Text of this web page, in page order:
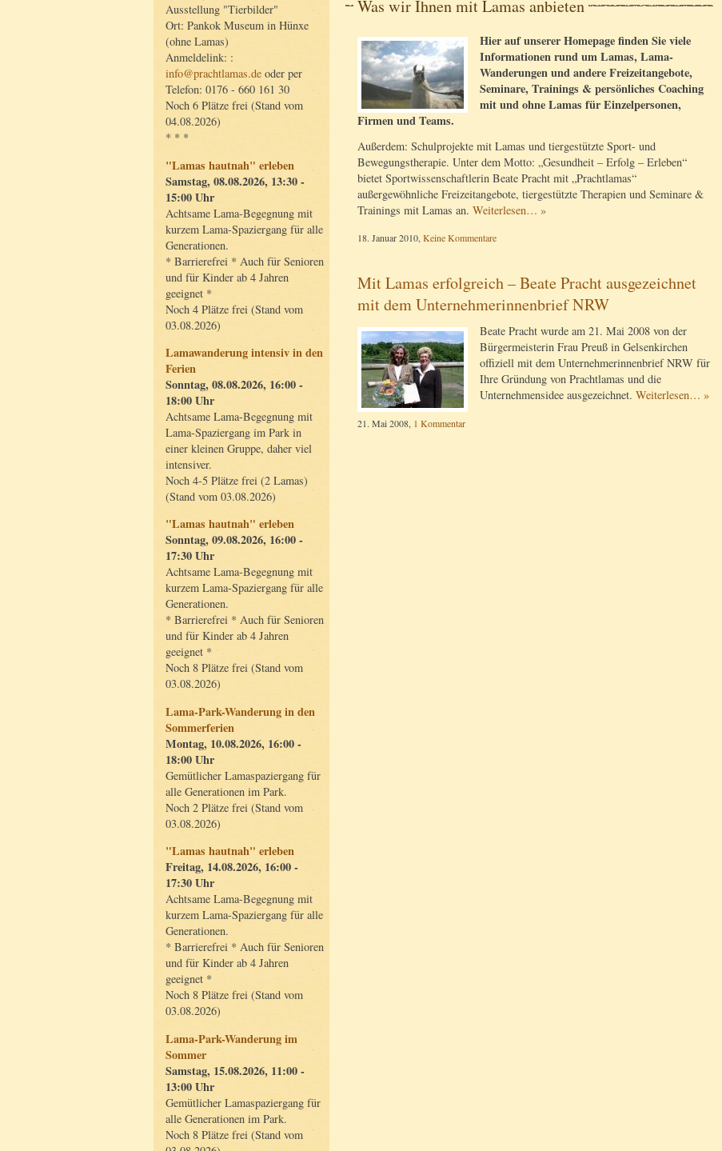
Ausstellung "Tierbilder"
Ort: Pankok Museum in Hünxe
(ohne Lamas)
Anmeldelink: :
info@prachtlamas.de oder per
Telefon: 0176 - 660 161 30
Noch 6 Plätze frei (Stand vom
04.08.2026)
* * *
"Lamas hautnah" erleben
Samstag, 08.08.2026, 13:30 -
15:00 Uhr
Achtsame Lama-Begegnung mit
kurzem Lama-Spaziergang für alle
Generationen.
* Barrierefrei * Auch für Senioren
und für Kinder ab 4 Jahren
geeignet *
Noch 4 Plätze frei (Stand vom
03.08.2026)
Lamawanderung intensiv in den
Ferien
Sonntag, 08.08.2026, 16:00 -
18:00 Uhr
Achtsame Lama-Begegnung mit
Lama-Spaziergang im Park in
einer kleinen Gruppe, daher viel
intensiver.
Noch 4-5 Plätze frei (2 Lamas)
(Stand vom 03.08.2026)
"Lamas hautnah" erleben
Sonntag, 09.08.2026, 16:00 -
17:30 Uhr
Achtsame Lama-Begegnung mit
kurzem Lama-Spaziergang für alle
Generationen.
* Barrierefrei * Auch für Senioren
und für Kinder ab 4 Jahren
geeignet *
Noch 8 Plätze frei (Stand vom
03.08.2026)
Lama-Park-Wanderung in den
Sommerferien
Montag, 10.08.2026, 16:00 -
18:00 Uhr
Gemütlicher Lamaspaziergang für
alle Generationen im Park.
Noch 2 Plätze frei (Stand vom
03.08.2026)
"Lamas hautnah" erleben
Freitag, 14.08.2026, 16:00 -
17:30 Uhr
Achtsame Lama-Begegnung mit
kurzem Lama-Spaziergang für alle
Generationen.
* Barrierefrei * Auch für Senioren
und für Kinder ab 4 Jahren
geeignet *
Noch 8 Plätze frei (Stand vom
03.08.2026)
Lama-Park-Wanderung im
Sommer
Samstag, 15.08.2026, 11:00 -
13:00 Uhr
Gemütlicher Lamaspaziergang für
alle Generationen im Park.
Noch 8 Plätze frei (Stand vom
Was wir Ihnen mit Lamas anbieten
Hier auf unserer Homepage finden Sie viele
Informationen rund um Lamas, Lama-
Wanderungen und andere Freizeitangebote,
Seminare, Trainings & persönliches Coaching
mit und ohne Lamas für Einzelpersonen,
Firmen und Teams.
Außerdem: Schulprojekte mit Lamas und tiergestützte Sport- und
Bewegungstherapie. Unter dem Motto: „Gesundheit – Erfolg – Erleben“
bietet Sportwissenschaftlerin Beate Pracht mit „Prachtlamas“
außergewöhnliche Freizeitangebote, tiergestützte Therapien und Seminare &
Trainings mit Lamas an. Weiterlesen… »
18. Januar 2010,Keine Kommentare
Mit Lamas erfolgreich – Beate Pracht ausgezeichnet
mit dem Unternehmerinnenbrief NRW
Beate Pracht wurde am 21. Mai 2008 von der
Bürgermeisterin Frau Preuß in Gelsenkirchen
offiziell mit dem Unternehmerinnenbrief NRW für
Ihre Gründung von Prachtlamas und die
Unternehmensidee ausgezeichnet. Weiterlesen… »
21. Mai 2008, 1 Kommentar